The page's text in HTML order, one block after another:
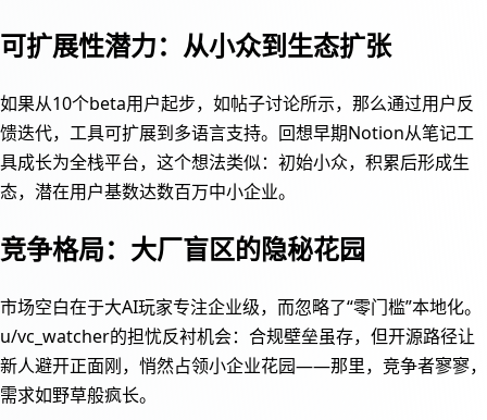
可扩展性潜力：从小众到生态扩张
如果从10个beta用户起步，如帖子讨论所示，那么通过用户反
馈迭代，工具可扩展到多语言支持。回想早期Notion从笔记工
具成长为全栈平台，这个想法类似：初始小众，积累后形成生
态，潜在用户基数达数百万中小企业。
竞争格局：大厂盲区的隐秘花园
市场空白在于大AI玩家专注企业级，而忽略了“零门槛”本地化。
u/vc_watcher的担忧反衬机会：合规壁垒虽存，但开源路径让
新人避开正面刚，悄然占领小企业花园——那里，竞争者寥寥，
需求如野草般疯长。